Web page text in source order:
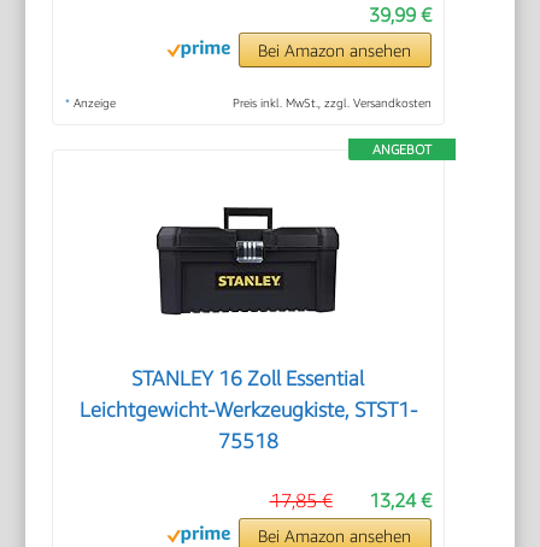
39,99 €
Bei Amazon ansehen
* Anzeige Preis inkl. MwSt., zzgl. Versandkosten
ANGEBOT
STANLEY 16 Zoll Essential
Leichtgewicht-Werkzeugkiste, STST1-
75518
13,24 €
17,85 €
Bei Amazon ansehen